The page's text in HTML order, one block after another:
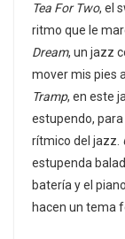
Tea For Two, el
ritmo que le
Dream, un jazz
mover mis pies
Tramp, en este
estupendo,
rítmico del jazz.
estupenda
batería y el
hacen un tema